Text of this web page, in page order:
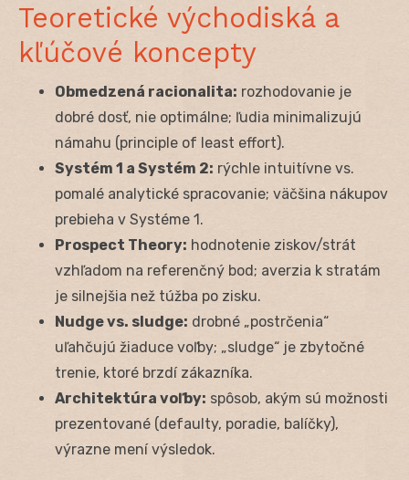
Teoretické východiská a
kľúčové koncepty
Obmedzená racionalita: rozhodovanie je
dobré dosť, nie optimálne; ľudia minimalizujú
námahu (principle of least effort).
Systém 1 a Systém 2: rýchle intuitívne vs.
pomalé analytické spracovanie; väčšina nákupov
prebieha v Systéme 1.
Prospect Theory: hodnotenie ziskov/strát
vzhľadom na referenčný bod; averzia k stratám
je silnejšia než túžba po zisku.
Nudge vs. sludge: drobné „postrčenia“
uľahčujú žiaduce voľby; „sludge“ je zbytočné
trenie, ktoré brzdí zákazníka.
Architektúra voľby: spôsob, akým sú možnosti
prezentované (defaulty, poradie, balíčky),
výrazne mení výsledok.